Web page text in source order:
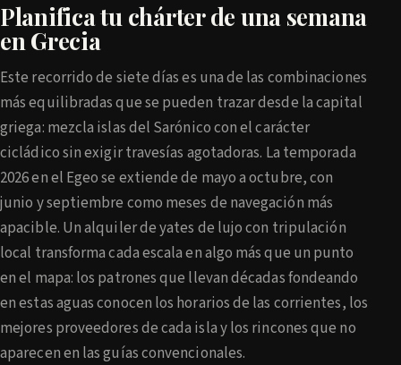
Planifica tu chárter de una semana
en Grecia
Este recorrido de siete días es una de las combinaciones
más equilibradas que se pueden trazar desde la capital
griega: mezcla islas del Sarónico con el carácter
cicládico sin exigir travesías agotadoras. La temporada
2026 en el Egeo se extiende de mayo a octubre, con
junio y septiembre como meses de navegación más
apacible. Un alquiler de yates de lujo con tripulación
local transforma cada escala en algo más que un punto
en el mapa: los patrones que llevan décadas fondeando
en estas aguas conocen los horarios de las corrientes, los
mejores proveedores de cada isla y los rincones que no
aparecen en las guías convencionales.